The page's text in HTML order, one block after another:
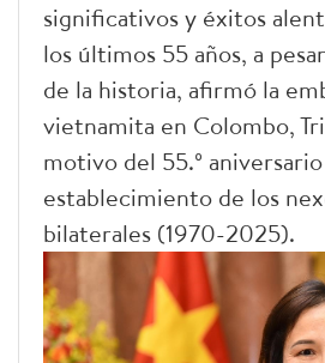
significativos y éxitos
los últimos 55 años, a
de la historia, afirmó la
vietnamita en Colombo,
motivo del 55.º
establecimiento de los
bilaterales (1970-2025).